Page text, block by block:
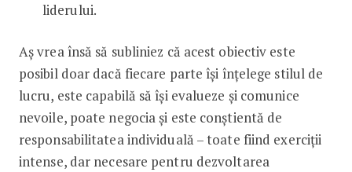
liderului.
Aș vrea însă să subliniez că acest obiectiv este
posibil doar dacă fiecare parte își înțelege stilul de
lucru, este capabilă să își evalueze și comunice
nevoile, poate negocia și este conștientă de
responsabilitatea individuală – toate fiind exerciții
intense, dar necesare pentru dezvoltarea